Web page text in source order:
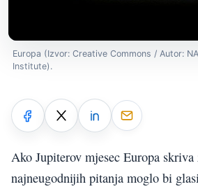
Europa (Izvor: Creative Commons / Autor:
Institute).
Ako Jupiterov mjesec Europa
najneugodnijih pitanja moglo bi